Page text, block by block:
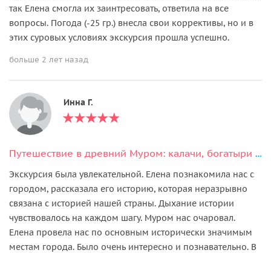
так Елена смогла их заинтресовать, ответила на все
вопросы. Погода (-25 гр.) внесла свои коррективы, но и в
этих суровых условиях экскурсия прошла успешно.
больше 2 лет назад
Инна Г.
Путешествие в древний Муром: калачи, богатыри и монастыри на Оке
Экскурсия была увлекательной. Елена познакомила нас с
городом, рассказала его историю, которая неразрывно
связана с историей нашей страны. Дыхание истории
чувствовалось на каждом шагу. Муром нас очаровал.
Елена провела нас по основным исторически значимым
местам города. Было очень интересно и познавательно. В